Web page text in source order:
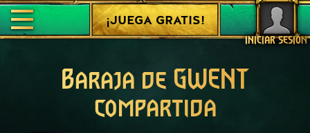
INICIAR SESIÓN
¡JUEGA GRATIS!
Baraja de GWENT
compartida